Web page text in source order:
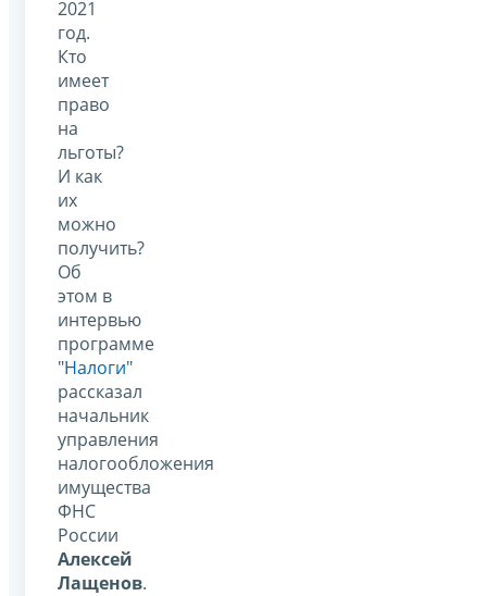
2021
год.
Кто
имеет
право
на
льготы?
И как
их
можно
получить?
Об
этом в
интервью
программе
"Налоги"
рассказал
начальник
управления
налогообложения
имущества
ФНС
России
Алексей
Лащенов.